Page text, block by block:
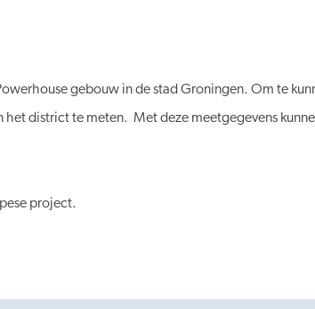
gebouw in de stad Groningen. Om te
district te meten. Met deze meetgegevens
project.